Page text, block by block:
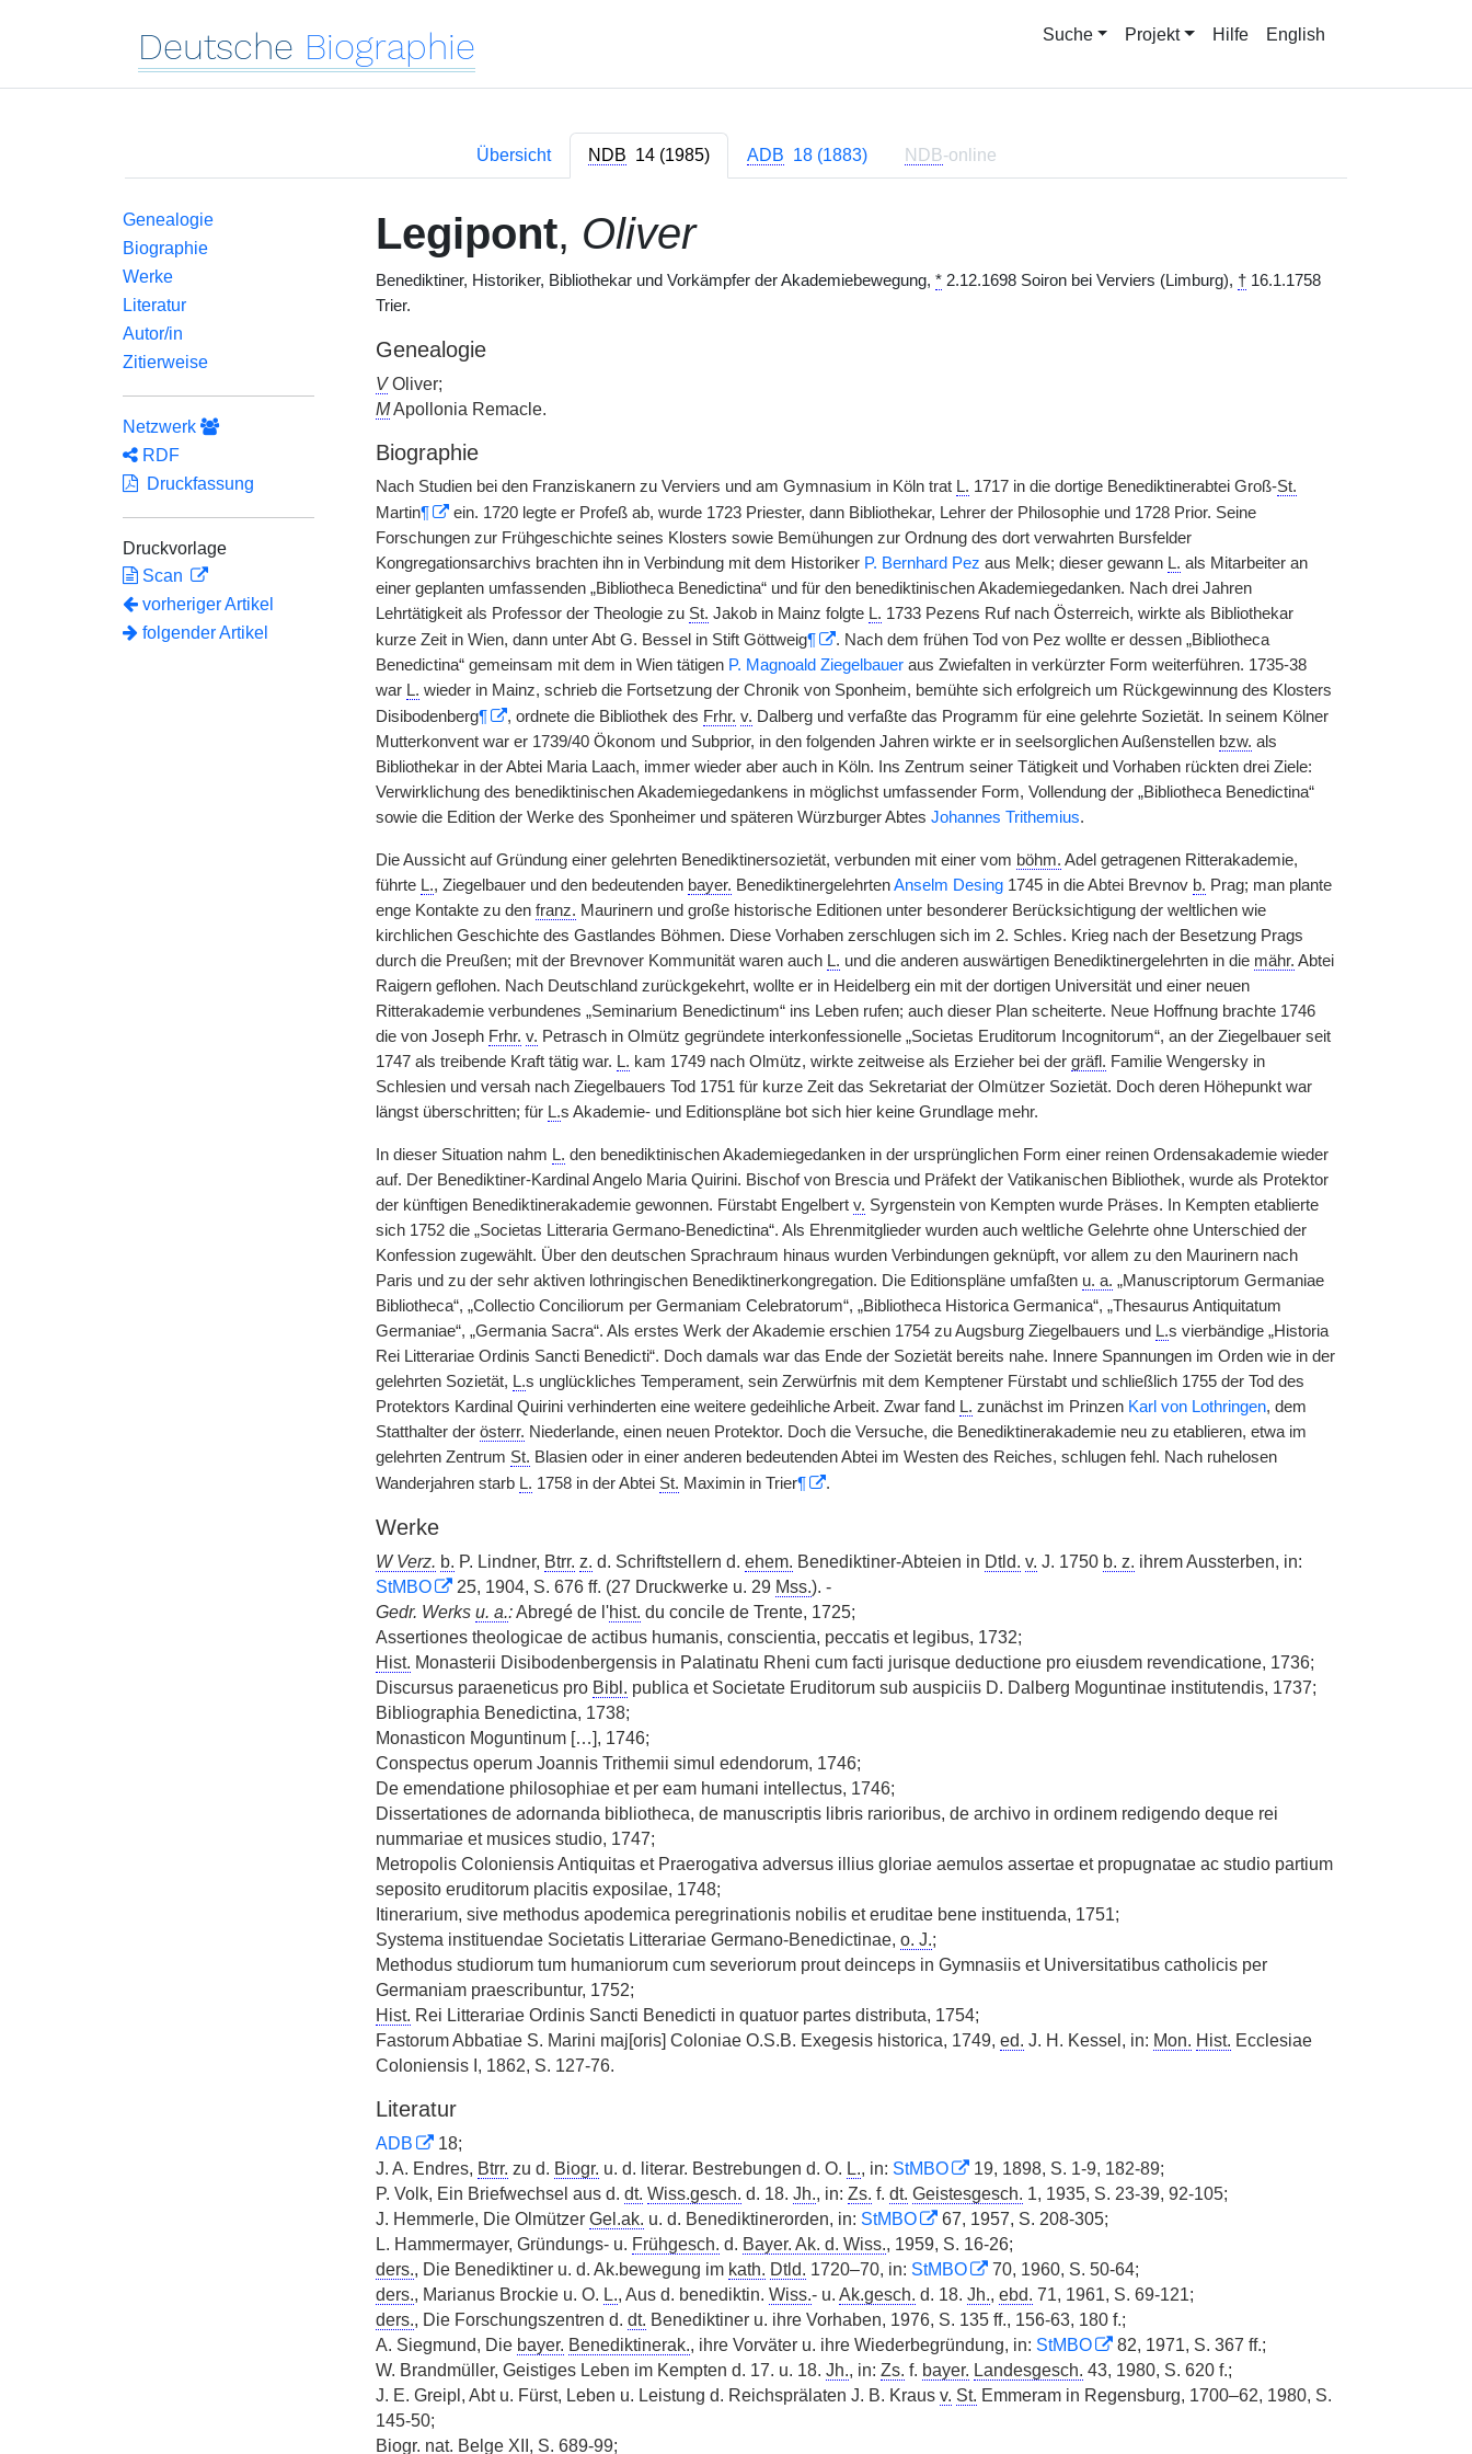
Deutsche Biographie Suche Projekt Hilfe English
Übersicht NDB 14 (1985) ADB 18 (1883) NDB-online
Genealogie
Biographie
Werke
Literatur
Autor/in
Zitierweise
Netzwerk
RDF
Druckfassung
Druckvorlage
Scan
vorheriger Artikel
folgender Artikel
Legipont, Oliver
Benediktiner, Historiker, Bibliothekar und Vorkämpfer der Akademiebewegung, *2.12.1698 Soiron bei Verviers (Limburg), †16.1.1758
Trier.
Genealogie
VOliver;
MApollonia Remacle.
Biographie
Nach Studien bei den Franziskanern zu Verviers und am Gymnasium in Köln trat L. 1717 in die dortige Benediktinerabtei Groß-St.
Martin¶
ein. 1720 legte er Profeß ab, wurde 1723 Priester, dann Bibliothekar, Lehrer der Philosophie und 1728 Prior. Seine
Forschungen zur Frühgeschichte seines Klosters sowie Bemühungen zur Ordnung des dort verwahrten Bursfelder
Kongregationsarchivs brachten ihn in Verbindung mit dem Historiker P. Bernhard Pez aus Melk; dieser gewann L. als Mitarbeiter an
einer geplanten umfassenden „Bibliotheca Benedictina“ und für den benediktinischen Akademiegedanken. Nach drei Jahren
Lehrtätigkeit als Professor der Theologie zu St. Jakob in Mainz folgte L. 1733 Pezens Ruf nach Österreich, wirkte als Bibliothekar
kurze Zeit in Wien, dann unter Abt G. Bessel in Stift Göttweig¶
. Nach dem frühen Tod von Pez wollte er dessen „Bibliotheca
Benedictina“ gemeinsam mit dem in Wien tätigen P. Magnoald Ziegelbaueraus Zwiefalten in verkürzter Form weiterführen. 1735-38
war L. wieder in Mainz, schrieb die Fortsetzung der Chronik von Sponheim, bemühte sich erfolgreich um Rückgewinnung des Klosters
Disibodenberg¶ , ordnete die Bibliothek des Frhr. v. Dalberg und verfaßte das Programm für eine gelehrte Sozietät. In seinem Kölner
Mutterkonvent war er 1739/40 Ökonom und Subprior, in den folgenden Jahren wirkte er in seelsorglichen Außenstellen bzw. als
Bibliothekar in der Abtei Maria Laach, immer wieder aber auch in Köln. Ins Zentrum seiner Tätigkeit und Vorhaben rückten drei Ziele:
Verwirklichung des benediktinischen Akademiegedankens in möglichst umfassender Form, Vollendung der „Bibliotheca Benedictina“
sowie die Edition der Werke des Sponheimer und späteren Würzburger Abtes Johannes Trithemius.
Die Aussicht auf Gründung einer gelehrten Benediktinersozietät, verbunden mit einer vom böhm. Adel getragenen Ritterakademie,
führte L., Ziegelbauer und den bedeutenden bayer. BenediktinergelehrtenAnselm Desing1745 in die Abtei Brevnov b. Prag; man plante
enge Kontakte zu den franz. Maurinern und große historische Editionen unter besonderer Berücksichtigung der weltlichen wie
kirchlichen Geschichte des Gastlandes Böhmen. Diese Vorhaben zerschlugen sich im 2. Schles. Krieg nach der Besetzung Prags
durch die Preußen; mit der Brevnover Kommunität waren auch L. und die anderen auswärtigen Benediktinergelehrten in die mähr. Abtei
Raigern geflohen. Nach Deutschland zurückgekehrt, wollte er in Heidelberg ein mit der dortigen Universität und einer neuen
Ritterakademie verbundenes „Seminarium Benedictinum“ ins Leben rufen; auch dieser Plan scheiterte. Neue Hoffnung brachte 1746
die von Joseph Frhr. v. Petrasch in Olmütz gegründete interkonfessionelle „Societas Eruditorum Incognitorum“, an der Ziegelbauer seit
1747 als treibende Kraft tätig war. L. kam 1749 nach Olmütz, wirkte zeitweise als Erzieher bei der gräfl. Familie Wengersky in
Schlesien und versah nach Ziegelbauers Tod 1751 für kurze Zeit das Sekretariat der Olmützer Sozietät. Doch deren Höhepunkt war
längst überschritten; für L.s Akademie- und Editionspläne bot sich hier keine Grundlage mehr.
In dieser Situation nahm L. den benediktinischen Akademiegedanken in der ursprünglichen Form einer reinen Ordensakademie wieder
auf. Der Benediktiner-Kardinal Angelo Maria Quirini. Bischof von Brescia und Präfekt der Vatikanischen Bibliothek, wurde als Protektor
der künftigen Benediktinerakademie gewonnen. Fürstabt Engelbert v. Syrgenstein von Kempten wurde Präses. In Kempten etablierte
sich 1752 die „Societas Litteraria Germano-Benedictina“. Als Ehrenmitglieder wurden auch weltliche Gelehrte ohne Unterschied der
Konfession zugewählt. Über den deutschen Sprachraum hinaus wurden Verbindungen geknüpft, vor allem zu| den Maurinern nach
Paris und zu der sehr aktiven lothringischen Benediktinerkongregation. Die Editionspläne umfaßten u. a. „Manuscriptorum Germaniae
Bibliotheca“, „Collectio Conciliorum per Germaniam Celebratorum“, „Bibliotheca Historica Germanica“, „Thesaurus Antiquitatum
Germaniae“, „Germania Sacra“. Als erstes Werk der Akademie erschien 1754 zu Augsburg Ziegelbauers und L.s vierbändige „Historia
Rei Litterariae Ordinis Sancti Benedicti“. Doch damals war das Ende der Sozietät bereits nahe. Innere Spannungen im Orden wie in der
gelehrten Sozietät, L.s unglückliches Temperament, sein Zerwürfnis mit dem Kemptener Fürstabt und schließlich 1755 der Tod des
Protektors Kardinal Quirini verhinderten eine weitere gedeihliche Arbeit. Zwar fand L. zunächst im Prinzen Karl von Lothringen, dem
Statthalter der österr. Niederlande, einen neuen Protektor. Doch die Versuche, die Benediktinerakademie neu zu etablieren, etwa im
gelehrten Zentrum St. Blasien oder in einer anderen bedeutenden Abtei im Westen des Reiches, schlugen fehl. Nach ruhelosen
Wanderjahren starb L. 1758 in der Abtei St. Maximin in Trier¶ .
Werke
W Verz. b. P. Lindner, Btrr. z. d. Schriftstellern d. ehem. Benediktiner-Abteien in Dtld. v. J. 1750 b. z. ihrem Aussterben, in:
StMBO
25, 1904, S. 676 ff. (27 Druckwerke u. 29 Mss.). -
Gedr. Werks u. a.:Abregé de l'hist. du concile de Trente, 1725;
Assertiones theologicae de actibus humanis, conscientia, peccatis et legibus, 1732;
Hist. Monasterii Disibodenbergensis in Palatinatu Rheni cum facti jurisque deductione pro eiusdem revendicatione, 1736;
Discursus paraeneticus pro Bibl. publica et Societate Eruditorum sub auspiciis D. Dalberg Moguntinae institutendis, 1737;
Bibliographia Benedictina, 1738;
Monasticon Moguntinum […], 1746;
Conspectus operum Joannis Trithemii simul edendorum, 1746;
De emendatione philosophiae et per eam humani intellectus, 1746;
Dissertationes de adornanda bibliotheca, de manuscriptis libris rarioribus, de archivo in ordinem redigendo deque rei
nummariae et musices studio, 1747;
Metropolis Coloniensis Antiquitas et Praerogativa adversus illius gloriae aemulos assertae et propugnatae ac studio partium
seposito eruditorum placitis exposilae, 1748;
Itinerarium, sive methodus apodemica peregrinationis nobilis et eruditae bene instituenda, 1751;
Systema instituendae Societatis Litterariae Germano-Benedictinae, o. J.;
Methodus studiorum tum humaniorum cum severiorum prout deinceps in Gymnasiis et Universitatibus catholicis per
Germaniam praescribuntur, 1752;
Hist. Rei Litterariae Ordinis Sancti Benedicti in quatuor partes distributa, 1754;
Fastorum Abbatiae S. Marini maj[oris] Coloniae O.S.B. Exegesis historica, 1749, ed. J. H. Kessel, in: Mon. Hist. Ecclesiae
Coloniensis I, 1862, S. 127-76.
Literatur
ADB
18;
J. A. Endres, Btrr. zu d. Biogr. u. d. literar. Bestrebungen d. O. L., in: StMBO
19, 1898, S. 1-9, 182-89;
P. Volk, Ein Briefwechsel aus d. dt. Wiss.gesch. d. 18. Jh., in: Zs. f. dt. Geistesgesch. 1, 1935, S. 23-39, 92-105;
J. Hemmerle, Die Olmützer Gel.ak. u. d. Benediktinerorden, in: StMBO
67, 1957, S. 208-305;
L. Hammermayer, Gründungs- u. Frühgesch. d. Bayer. Ak. d. Wiss., 1959, S. 16-26;
ders., Die Benediktiner u. d. Ak.bewegung im kath. Dtld. 1720–70, in: StMBO
70, 1960, S. 50-64;
ders., Marianus Brockie u. O. L., Aus d. benediktin. Wiss.- u. Ak.gesch. d. 18. Jh., ebd. 71, 1961, S. 69-121;
ders., Die Forschungszentren d. dt. Benediktiner u. ihre Vorhaben, 1976, S. 135 ff., 156-63, 180 f.;
A. Siegmund, Die bayer. Benediktinerak., ihre Vorväter u. ihre Wiederbegründung, in: StMBO
82, 1971, S. 367 ff.;
W. Brandmüller, Geistiges Leben im Kempten d. 17. u. 18. Jh., in: Zs. f. bayer. Landesgesch. 43, 1980, S. 620 f.;
J. E. Greipl, Abt u. Fürst, Leben u. Leistung d. Reichsprälaten J. B. Kraus v. St. Emmeram in Regensburg, 1700–62, 1980, S.
145-50;
Biogr. nat. Belge XII, S. 689-99;